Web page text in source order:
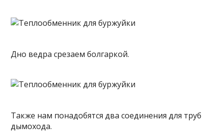
Дно ведра срезаем болгаркой.
Также нам понадобятся два соединения для труб
дымохода.